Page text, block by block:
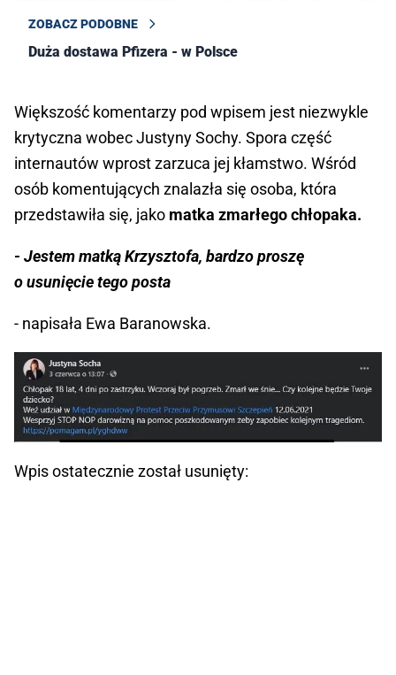
ZOBACZ PODOBNE
Duża dostawa Pfizera - w Polsce
Większość komentarzy pod wpisem jest niezwykle
krytyczna wobec Justyny Sochy. Spora część
internautów wprost zarzuca jej kłamstwo. Wśród
osób komentujących znalazła się osoba, która
przedstawiła się, jako matka zmarłego chłopaka.
- Jestem matką Krzysztofa, bardzo proszę
o usunięcie tego posta
- napisała Ewa Baranowska.
Wpis ostatecznie został usunięty: